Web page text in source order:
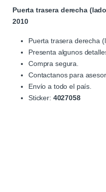
Puerta trasera derecha
2010
Puerta trasera derecha
Presenta algunos
Compra segura.
Contactanos para
Envío a todo el país.
Sticker: 4027058